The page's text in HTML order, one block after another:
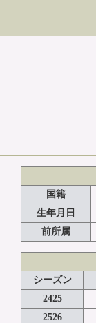
国籍
生年月日
前所属
シーズン
2425
2526